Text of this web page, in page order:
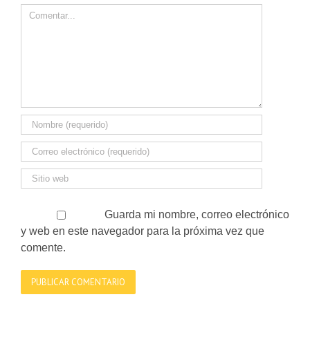
Comment
Guarda mi nombre, correo electrónico
y web en este navegador para la próxima vez que
comente.